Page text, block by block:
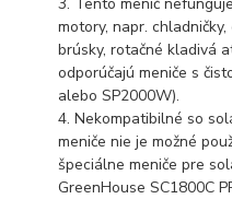
motory, napr.
brúsky, rotačné kladivá
odporúčajú meniče s
alebo SP2000W).
4. Nekompatibilné so
meniče nie je možné
špeciálne meniče pre
GreenHouse SC1800C